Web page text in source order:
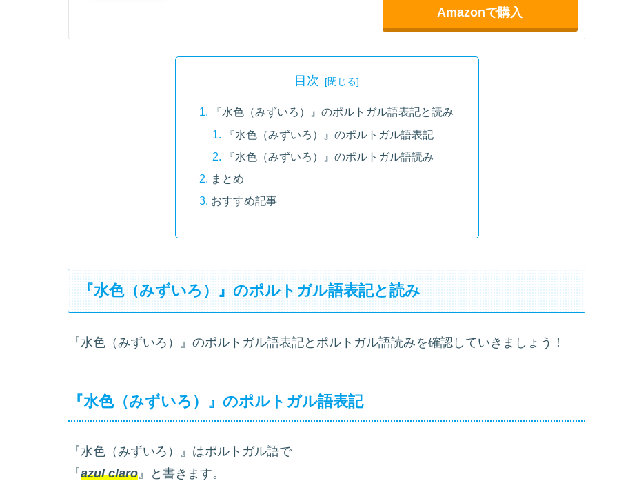
Amazonで購入
目次
『水色（みずいろ）』のポルトガル語表記と読み
『水色（みずいろ）』のポルトガル語表記
『水色（みずいろ）』のポルトガル語読み
まとめ
おすすめ記事
『水色（みずいろ）』のポルトガル語表記と読み
『水色（みずいろ）』のポルトガル語表記とポルトガル語読みを確認していきましょう！
『水色（みずいろ）』のポルトガル語表記
『水色（みずいろ）』はポルトガル語で
『azul claro 』と書きます。